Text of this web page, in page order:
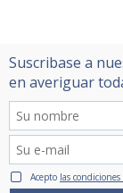
Suscribase a
en averiguar
Acepto las